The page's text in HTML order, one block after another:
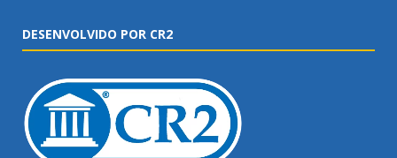
DESENVOLVIDO POR CR2